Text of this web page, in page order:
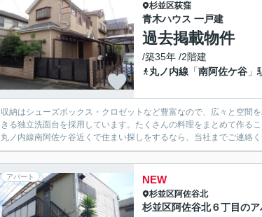
杉並区荻窪
青木ハウス 一戸建
過去掲載物件
/築35年 /2階建
丸ノ内線 「南阿佐ケ谷 」
収納はシューズボックス・クロゼットなど豊富なので、広々と空間
きる独立洗面台を採用しています。たくさんの料理をまとめて作る
丸ノ内線南阿佐ケ谷近くで住まい探しをするなら、当社までご連絡
アパート NEW
杉並区阿佐谷北
杉並区阿佐谷北６丁目の